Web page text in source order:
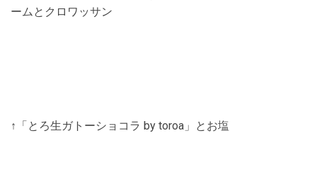
ームとクロワッサン
↑「とろ生ガトーショコラ by toroa」とお塩